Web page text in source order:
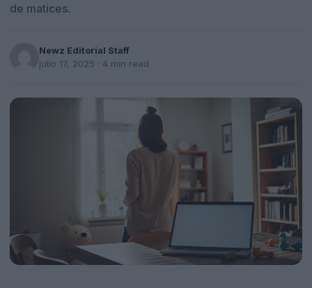
de matices.
Newz Editorial Staff
julio 17, 2025 · 4 min read